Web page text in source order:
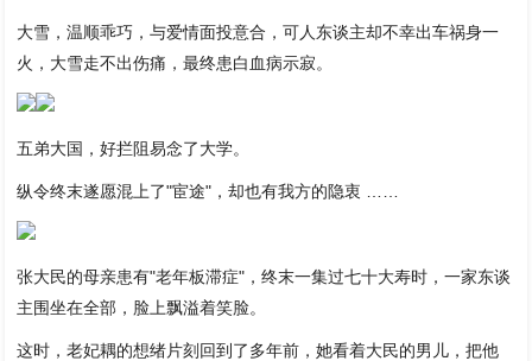
大雪，温顺乖巧，与爱情面投意合，可人东谈主却不幸出车祸身一
火，大雪走不出伤痛，最终患白血病示寂。
五弟大国，好拦阻易念了大学。
纵令终末遂愿混上了"宦途"，却也有我方的隐衷 ……
张大民的母亲患有"老年板滞症"，终末一集过七十大寿时，一家东谈
主围坐在全部，脸上飘溢着笑脸。
这时，老妃耦的想绪片刻回到了多年前，她看着大民的男儿，把他